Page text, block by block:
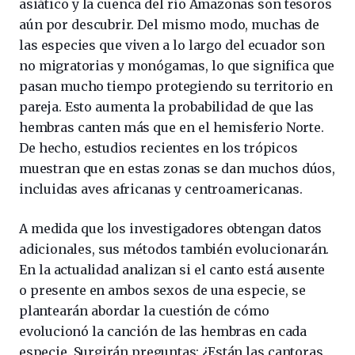
asiático y la cuenca del río Amazonas son tesoros
aún por descubrir. Del mismo modo, muchas de
las especies que viven a lo largo del ecuador son
no migratorias y monógamas, lo que significa que
pasan mucho tiempo protegiendo su territorio en
pareja. Esto aumenta la probabilidad de que las
hembras canten más que en el hemisferio Norte.
De hecho, estudios recientes en los trópicos
muestran que en estas zonas se dan muchos dúos,
incluidas aves africanas y centroamericanas.
A medida que los investigadores obtengan datos
adicionales, sus métodos también evolucionarán.
En la actualidad analizan si el canto está ausente
o presente en ambos sexos de una especie, se
plantearán abordar la cuestión de cómo
evolucionó la canción de las hembras en cada